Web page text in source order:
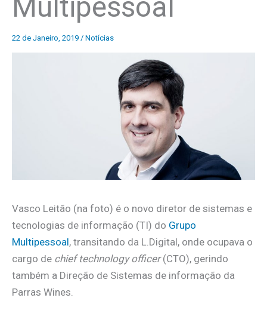
22 de Janeiro, 2019 / Notícias
Vasco Leitão (na foto) é o novo diretor de sistemas e
tecnologias de informação (TI) do Grupo
Multipessoal, transitando da L.Digital, onde ocupava o
cargo de chief technology officer(CTO), gerindo
também a Direção de Sistemas de informação da
Parras Wines.